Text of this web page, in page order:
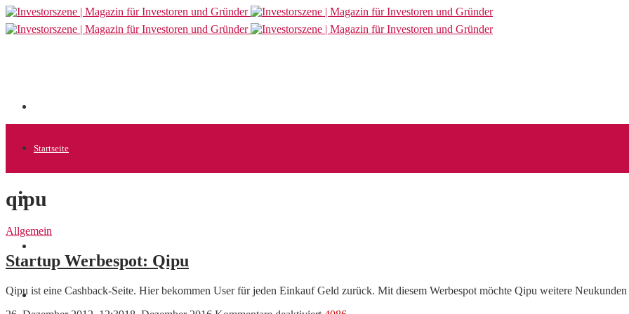
Startseite
Allgemein
News
qipu
Allgemein
Startup Werbespot: Qipu
Qipu ist eine Cashback-Seite. Hier bekommen User für jeden Einkauf Geld zurück. Mit diesem Werbespot möchte Qipu weitere